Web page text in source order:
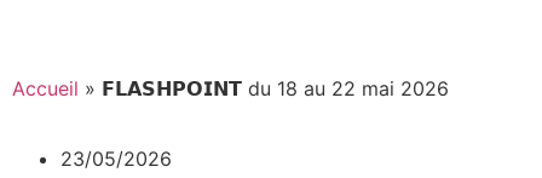
Accueil » 𝗙𝗟𝗔𝗦𝗛𝗣𝗢𝗜𝗡𝗧 du 18 au 22 mai 2026
23/05/2026